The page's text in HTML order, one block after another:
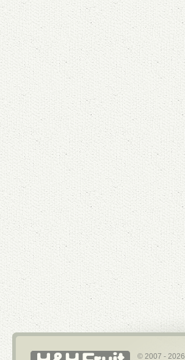
© 2007 - 2026